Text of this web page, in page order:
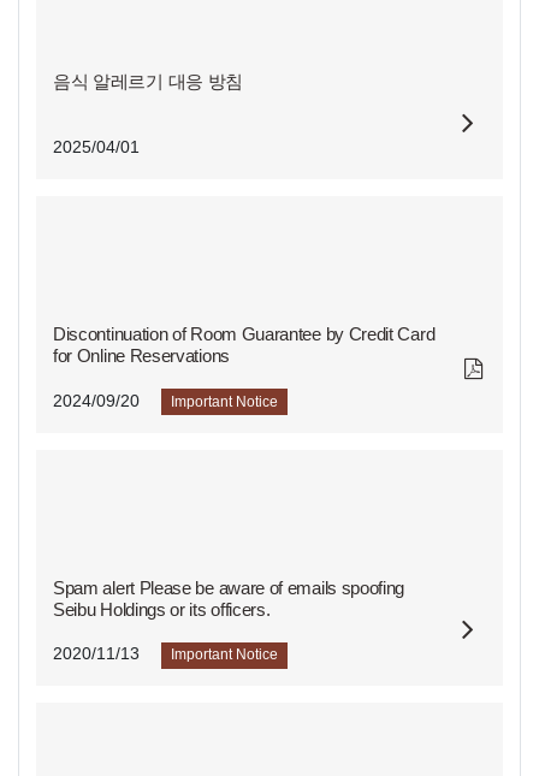
음식 알레르기 대응 방침
2025/04/01
Discontinuation of Room Guarantee by Credit Card
for Online Reservations
2024/09/20 Important Notice
Spam alert Please be aware of emails spoofing
Seibu Holdings or its officers.
2020/11/13 Important Notice